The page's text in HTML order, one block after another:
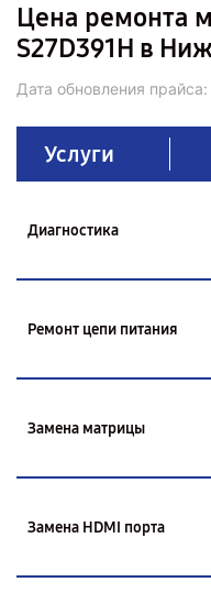
Цена ремонта
S27D391H в
Дата обновления прайса:
Услуги
Диагностика
Ремонт цепи питания
Замена матрицы
Замена HDMI порта